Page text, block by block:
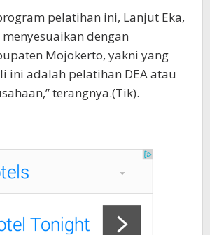
pelatihan ini, Lanjut Eka,
dengan
Mojokerto, yakni yang
ini adalah pelatihan DEA atau
terangnya.(Tik).